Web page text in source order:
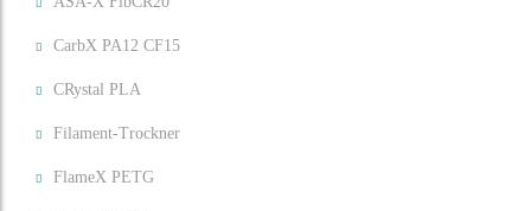
CarbX PA12 CF15
CRystal PLA
Filament-Trockner
FlameX PETG